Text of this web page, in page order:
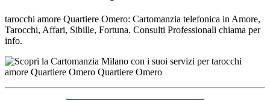
tarocchi amore Quartiere Omero: Cartomanzia telefonica in Amore,
Tarocchi, Affari, Sibille, Fortuna. Consulti Professionali chiama per
info.